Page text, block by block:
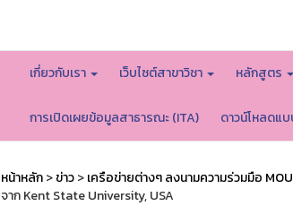
เกี่ยวกับเรา เว็บไซต์สาขาวิชา หลักสูตร
การเปิดเผยข้อมูลสาธารณะ (ITA) ดาวน์โหลดแ
หน้าหลัก>ข่าว>เครือข่ายต่างๆ ลงนามความร่วมมือ
จาก Kent State University, USA